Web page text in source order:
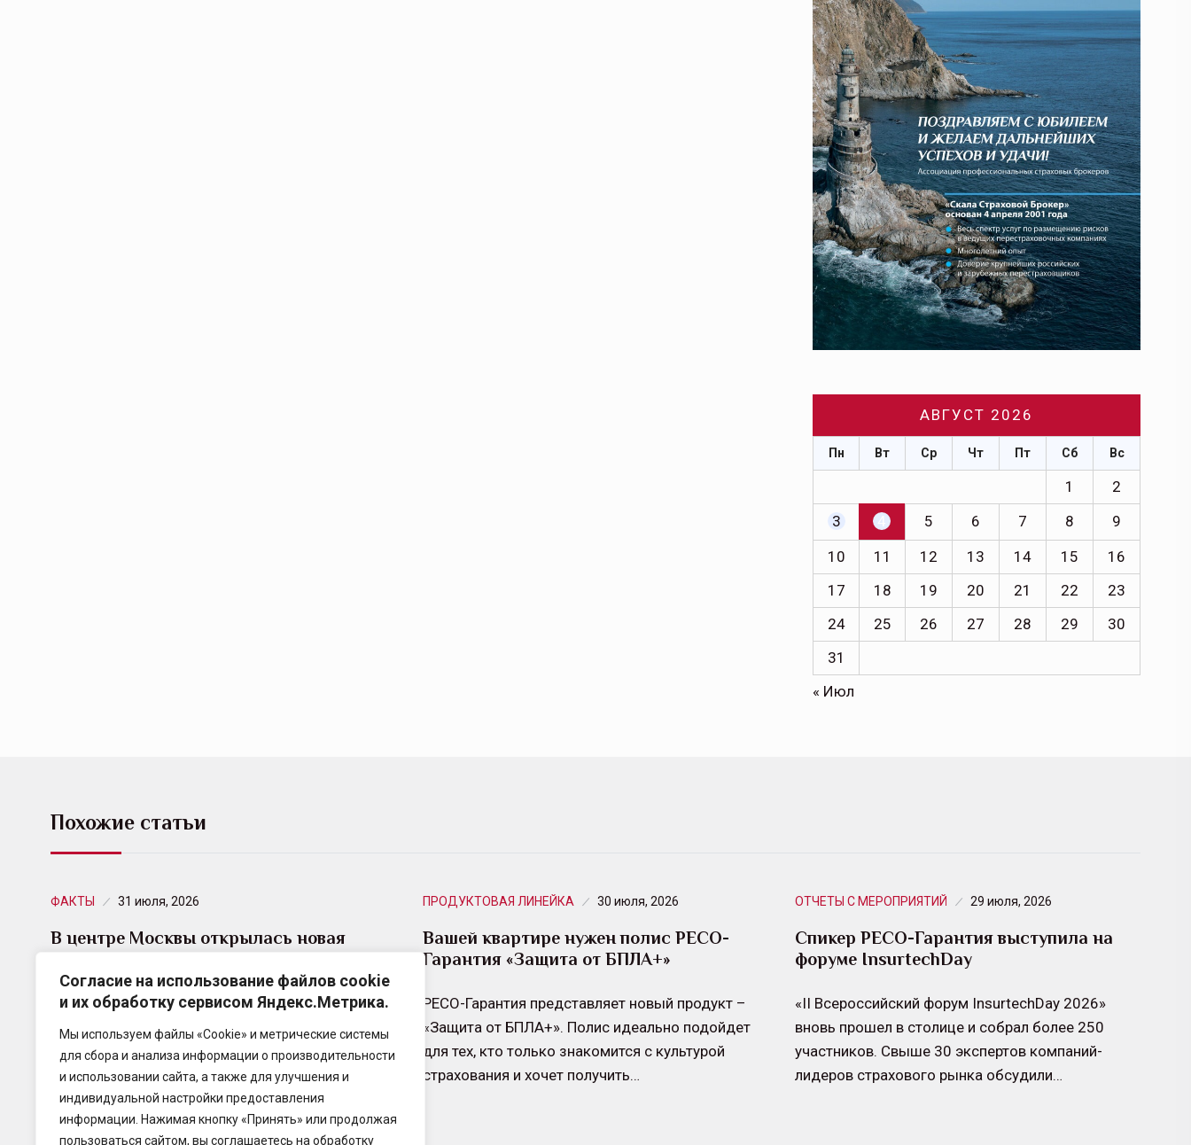
Согласие на использование файлов cookie
и их обработку сервисом Яндекс.Метрика.
Мы используем файлы «Cookie» и метрические системы
для сбора и анализа информации о производительности
и использовании сайта, а также для улучшения и
индивидуальной настройки предоставления
информации. Нажимая кнопку «Принять» или продолжая
пользоваться сайтом, вы соглашаетесь на обработку
АВГУСТ 2026
Пн Вт Ср Чт Пт Сб Вс
1
2
3
4 5 6 7 8
9
10
11 12 13 14 15
16
17
18 19 20 21 22
23
24
25 26 27 28 29
30
31
« Июл
Похожие статьи
ФАКТЫ 31 июля, 2026
В центре Москвы открылась новая
клиника MedSwiss DENTA
Собственная сеть клиник РЕСО-Гарантия –
MedSwiss – продолжает развивать
стоматологическое направление. Новая клиника
MedSwiss DENTA расположена по адресу:
Цветной бульвар, д.…
ПРОДУКТОВАЯ ЛИНЕЙКА 30 июля, 2026
Вашей квартире нужен полис РЕСО-
Гарантия «Защита от БПЛА+»
РЕСО-Гарантия представляет новый продукт –
«Защита от БПЛА+». Полис идеально подойдет
для тех, кто только знакомится с культурой
страхования и хочет получить…
ОТЧЕТЫ С МЕРОПРИЯТИЙ 29 июля, 2026
Спикер РЕСО-Гарантия выступила на
форуме InsurtechDay
«II Всероссийский форум InsurtechDay 2026»
вновь прошел в столице и собрал более 250
участников. Свыше 30 экспертов компаний-
лидеров страхового рынка обсудили…